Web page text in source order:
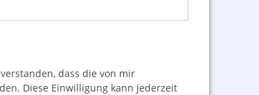
dass die von mir
Diese Einwilligung kann jederzeit